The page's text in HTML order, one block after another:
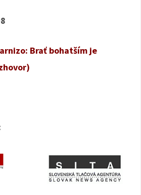
Brať bohatším je